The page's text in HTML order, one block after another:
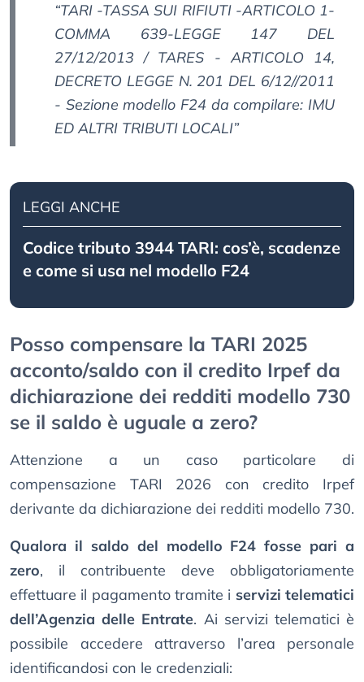
“TARI -TASSA SUI RIFIUTI -ARTICOLO 1-
COMMA 639-LEGGE 147 DEL
27/12/2013 / TARES - ARTICOLO 14,
DECRETO LEGGE N. 201 DEL 6/12//2011
- Sezione modello F24 da compilare: IMU
ED ALTRI TRIBUTI LOCALI”
LEGGI ANCHE
Codice tributo 3944 TARI: cos’è, scadenze
e come si usa nel modello F24
Posso compensare la TARI 2025
acconto/saldo con il credito Irpef da
dichiarazione dei redditi modello 730
se il saldo è uguale a zero?
Attenzione a un caso particolare di
compensazione TARI 2026 con credito Irpef
derivante da dichiarazione dei redditi modello 730.
Qualora il saldo del modello F24 fosse pari a
zero, il contribuente deve obbligatoriamente
effettuare il pagamento tramite i servizi telematici
dell’Agenzia delle Entrate. Ai servizi telematici è
possibile accedere attraverso l’area personale
identificandosi con le credenziali: